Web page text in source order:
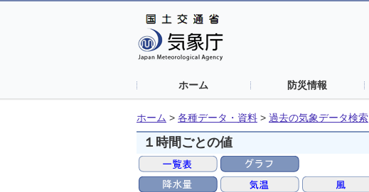
ホーム 防災情報
ホーム > 各種データ・資料 > 過去の気象データ検索
１時間ごとの値